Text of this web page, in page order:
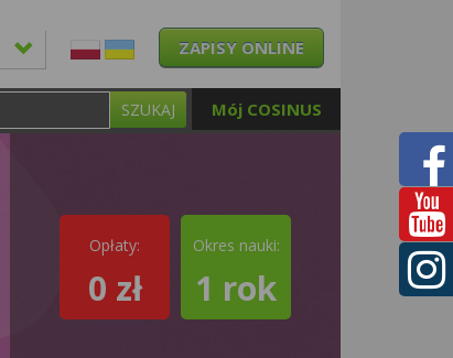
ZAPISY ONLINE
Mój COSINUS
SZUKAJ
Opłaty:
0 zł
Okres nauki:
1 rok